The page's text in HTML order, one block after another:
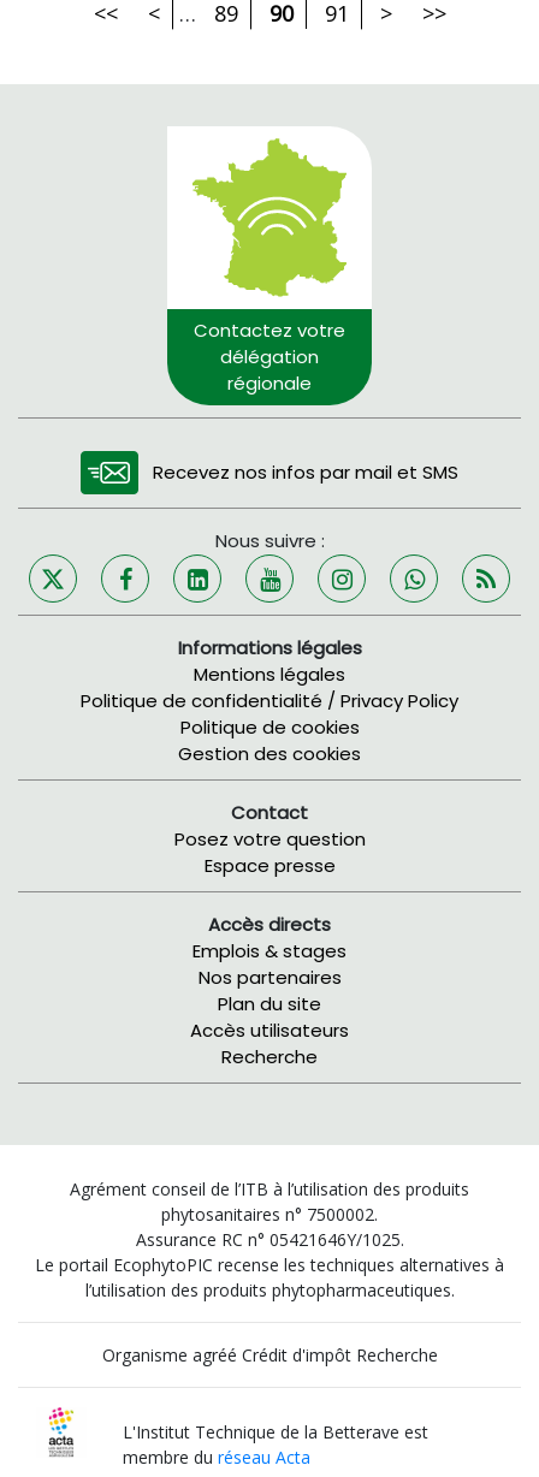
<< < … 89 90 91 > >>
Contactez votre
délégation
régionale
Recevez nos infos par mail et SMS
Nous suivre :
Informations légales
Mentions légales
Politique de confidentialité / Privacy Policy
Politique de cookies
Gestion des cookies
Contact
Posez votre question
Espace presse
Accès directs
Emplois & stages
Nos partenaires
Plan du site
Accès utilisateurs
Recherche
Agrément conseil de l’ITB à l’utilisation des produits
phytosanitaires n° 7500002.
Assurance RC n° 05421646Y/1025.
Le portail EcophytoPIC recense les techniques alternatives à
l’utilisation des produits phytopharmaceutiques.
Organisme agréé Crédit d'impôt Recherche
L'Institut Technique de la Betterave est
membre duréseau Acta